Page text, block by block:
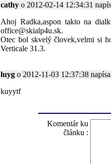
cathy o 2012-02-14 12:34:31
Ahoj Radka,aspon takto na
office@skialp4u.sk.
Otec bol skvelý človek,velmi si
Verticale 31.3.
luyg o 2012-11-03 12:37:38
kuyytf
Komentár ku
článku :